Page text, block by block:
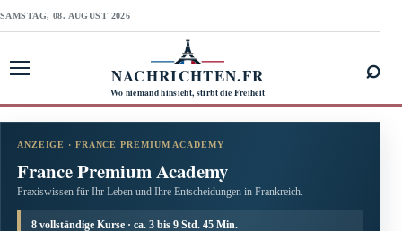
SAMSTAG, 08. AUGUST 2026
NACHRICHTEN.FR
Wo niemand hinsieht, stirbt die Freiheit
⌕
ANZEIGE · FRANCE PREMIUM ACADEMY
France Premium Academy
Praxiswissen für Ihr Leben und Ihre Entscheidungen in Frankreich.
8 vollständige Kurse · ca. 3 bis 9 Std. 45 Min.